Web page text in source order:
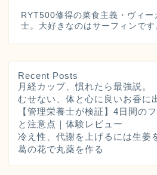
RYT500修得の菜食主義・ヴィー
士。大好きなのはサーフィンです
Recent Posts
月経カップ、慣れたら最強説。
むせない、体と心に良いお香に
【管理栄養士が検証】4日間の
と注意点｜体験レビュー
冷え性、代謝を上げるには生姜
葛の花で丸薬を作る